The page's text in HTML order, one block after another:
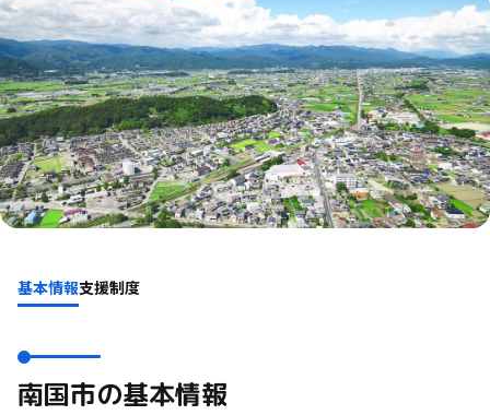
基本情報支援制度
南国市の基本情報